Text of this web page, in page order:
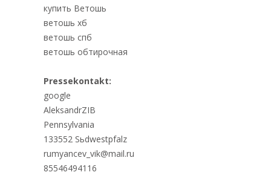
купить Ветошь
ветошь хб
ветошь спб
ветошь обтирочная
Pressekontakt:
google
AleksandrZIB
Pennsylvania
133552 Sьdwestpfalz
rumyancev_vik@mail.ru
85546494116